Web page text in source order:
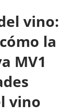
vino:
la
MV1
vino